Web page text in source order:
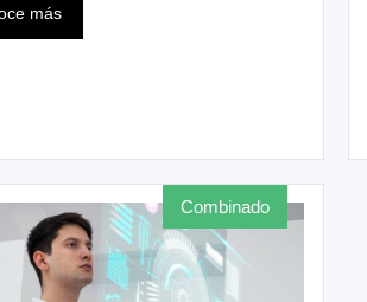
más
combinado